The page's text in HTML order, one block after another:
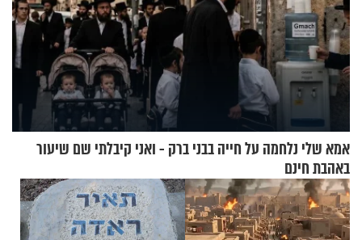
אמא שלי נלחמה על חייה בבני ברק - ואני קיבלתי שם שיעור
באהבת חינם